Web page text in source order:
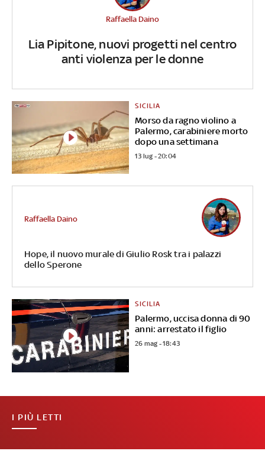
Lia Pipitone, nuovi progetti nel centro
anti violenza per le donne
Raffaella Daino
Morso da ragno violino a
Palermo, carabiniere morto
dopo una settimana
SICILIA
13 lug - 20:04
Hope, il nuovo murale di Giulio Rosk tra i palazzi
dello Sperone
Raffaella Daino
Palermo, uccisa donna di 90
anni: arrestato il figlio
SICILIA
26 mag - 18:43
I PIÙ LETTI